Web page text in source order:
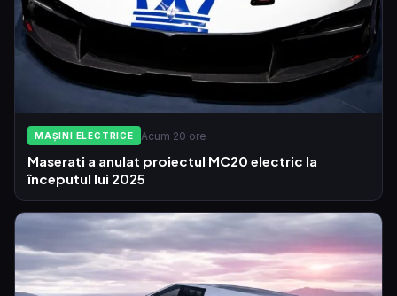
MAȘINI ELECTRICE Acum 20 ore
Maserati a anulat proiectul MC20 electric la
începutul lui 2025